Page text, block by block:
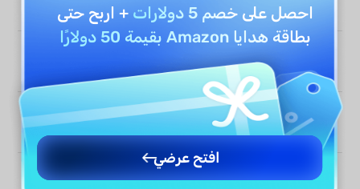
الصور
أنواع أسئلة متعددة
مستوى صعوبة قابل
للتعديل
محدود
احصل علىخصم 5 دولارات
+ اربح حتى
بطاقة هدايا Amazon بقيمة 50 دولارًا
افتح عرضي